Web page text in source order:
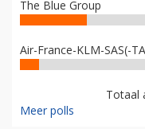
The Blue Group
Air-France-KLM-SAS(-
Totaal
Meer polls